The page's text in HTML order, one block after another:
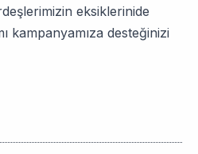
eksiklerinide
kampanyamıza desteğinizi